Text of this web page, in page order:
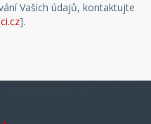
Vašich údajů, kontaktujte
].